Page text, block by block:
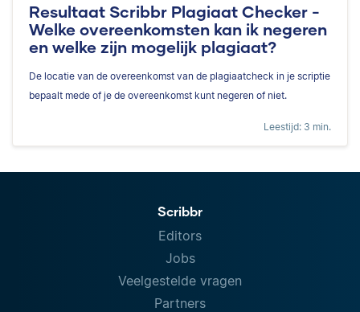
Resultaat Scribbr Plagiaat Checker -
Welke overeenkomsten kan ik negeren
en welke zijn mogelijk plagiaat?
De locatie van de overeenkomst van de plagiaatcheck in je scriptie
bepaalt mede of je de overeenkomst kunt negeren of niet.
Leestijd: 3 min.
Scribbr
Editors
Jobs
Veelgestelde vragen
Partners